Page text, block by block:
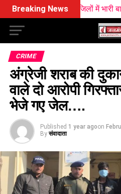
Breaking News
सात जिलों में भारी बारिश का अलर्ट,
CRIME
अंग्रेजी शराब की
वाले दो आरोपी
भेजे गए जेल….
Published 1 year agoon
By संवादाता